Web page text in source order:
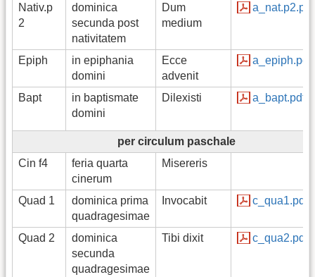
Nativ.p
2
dominica
secunda post
nativitatem
Dum
medium
a_nat.p2.pdf
Epiph
in epiphania
domini
Ecce
advenit
a_epiph.pdf
Bapt
in baptismate
domini
Dilexisti a_bapt.pdf
per circulum paschale
Cin f4
feria quarta
cinerum
Misereris
Quad 1
dominica prima
quadragesimae
Invocabit c_qua1.pdf
Quad 2
dominica
secunda
quadragesimae
Tibi dixit c_qua2.pdf